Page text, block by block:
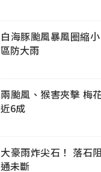
白海豚颱風暴風圈縮
區防大雨
兩颱風、猴害夾擊 梅
近6成
大豪雨炸尖石！ 落石
通未斷